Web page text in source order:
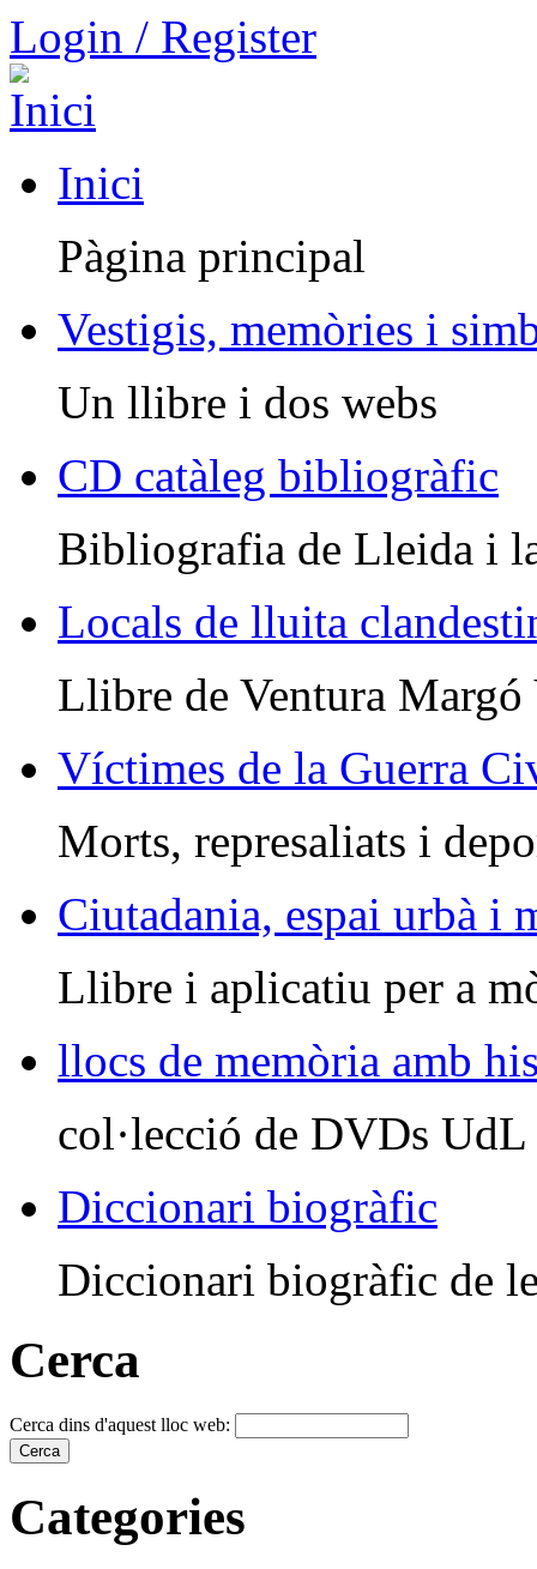
Login / Register
Inici
Pàgina principal
Vestigis, memòries i
Un llibre i dos webs
CD catàleg bibliogràfic
Bibliografia de Lleida i
Locals de lluita
Llibre de Ventura Margó
Víctimes de la Guerra
Morts, represaliats i
Ciutadania, espai urbà i
Llibre i aplicatiu per a
llocs de memòria amb
col·lecció de DVDs UdL
Diccionari biogràfic
Diccionari biogràfic de
Cerca
Cerca dins d'aquest lloc web:
Categories